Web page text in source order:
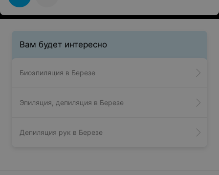
Вам будет интересно
Биоэпиляция в Березе
Эпиляция, депиляция в Березе
Депиляция рук в Березе